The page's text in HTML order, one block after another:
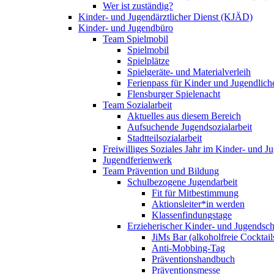
Wer ist zuständig?
Kinder- und Jugendärztlicher Dienst (KJÄD)
Kinder- und Jugendbüro
Team Spielmobil
Spielmobil
Spielplätze
Spielgeräte- und Materialverleih
Ferienpass für Kinder und
Flensburger Spielenacht
Team Sozialarbeit
Aktuelles aus diesem Bereich
Aufsuchende Jugendsozialarbeit
Stadtteilsozialarbeit
Freiwilliges Soziales Jahr im Kinder- und
Jugendferienwerk
Team Prävention und Bildung
Schulbezogene Jugendarbeit
Fit für Mitbestimmung
Aktionsleiter*in werden
Klassenfindungstage
Erzieherischer Kinder- und
JiMs Bar (alkoholfreie
Anti-Mobbing-Tag
Präventionshandbuch
Präventionsmesse